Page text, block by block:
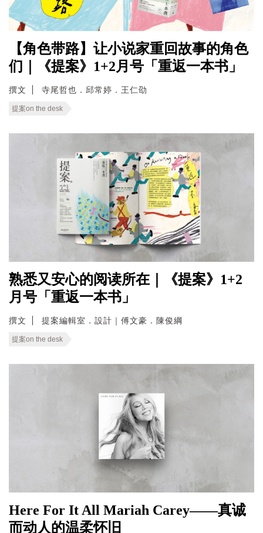
【角色带路】让小说家重回故事的角色
们｜《提案》1+2月号「重返一本书」
撰文 寺尾哲也．邱常婷．王仁劭
提案on the desk
熟悉又安心的阅读所在｜《提案》1+2
月号「重返一本书」
撰文 提案編輯室．設計｜傅文豪．陳俊綱
提案on the desk
Here For It All Mariah Carey——真诚
而动人的温柔怀旧